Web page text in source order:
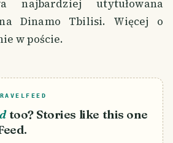
najbardziej utytułowana
Dinamo Tbilisi. Więcej o
w poście.
too? Stories like this one